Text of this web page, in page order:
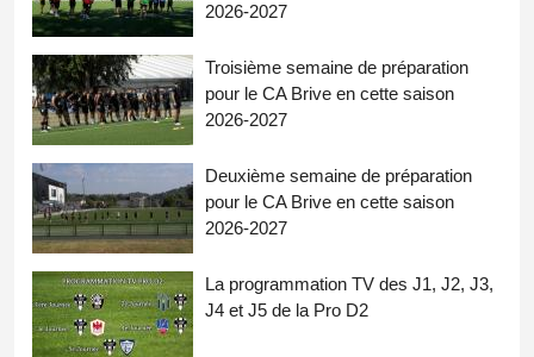
2026-2027
Troisième semaine de préparation
pour le CA Brive en cette saison
2026-2027
Deuxième semaine de préparation
pour le CA Brive en cette saison
2026-2027
La programmation TV des J1, J2, J3,
J4 et J5 de la Pro D2